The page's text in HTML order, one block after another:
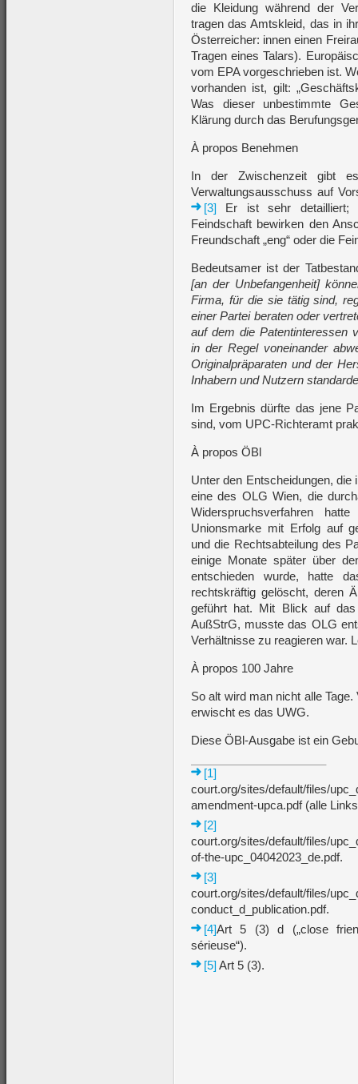
die Kleidung während der
tragen das Amtskleid, das in
Österreicher: innen einen
Tragen eines Talars).
vom EPA vorgeschrieben ist.
vorhanden ist, gilt:
Was dieser unbestimmte
Klärung durch das
À propos Benehmen
In der Zwischenzeit gibt
Verwaltungsausschuss auf
[3] Er ist sehr detailliert;
Feindschaft bewirken den
Freundschaft „eng“ oder die
Bedeutsamer ist der
[an der Unbefangenheit]
Firma, für die sie tätig sind,
einer Partei beraten oder
auf dem die Patentinteressen
in der Regel voneinander
Originalpräparaten und der
Inhabern und Nutzern
Im Ergebnis dürfte das jene
sind, vom UPC-Richteramt
À propos ÖBl
Unter den Entscheidungen,
eine des OLG Wien, die
Widerspruchsverfahren
Unionsmarke mit Erfolg auf
und die Rechtsabteilung des
einige Monate später über
entschieden wurde, hatte
rechtskräftig gelöscht, deren
geführt hat. Mit Blick auf
AußStrG, musste das OLG
Verhältnisse zu reagieren war.
À propos 100 Jahre
So alt wird man nicht alle
erwischt es das UWG.
Diese ÖBl-Ausgabe ist ein
[1]
court.org/sites/default/files/
amendment-upca.pdf (alle
[2]
court.org/sites/default/files/
of-the-upc_04042023_de.pdf.
[3]
court.org/sites/default/files/
conduct_d_publication.pdf.
[4]Art 5 (3) d („close
sérieuse“).
[5] Art 5 (3).